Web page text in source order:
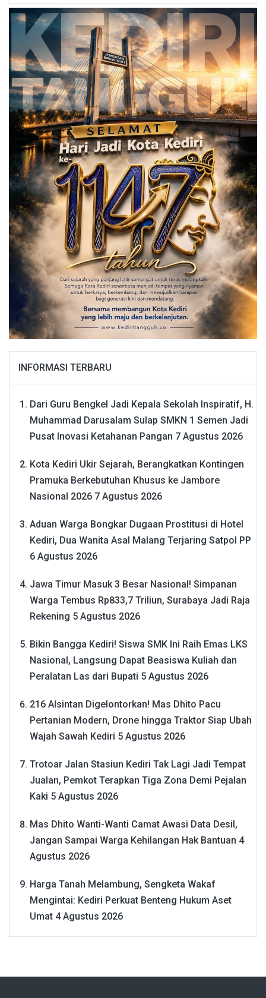
INFORMASI TERBARU
Dari Guru Bengkel Jadi Kepala Sekolah Inspiratif, H.
Muhammad Darusalam Sulap SMKN 1 Semen Jadi
Pusat Inovasi Ketahanan Pangan 7 Agustus 2026
Kota Kediri Ukir Sejarah, Berangkatkan Kontingen
Pramuka Berkebutuhan Khusus ke Jambore
Nasional 2026 7 Agustus 2026
Aduan Warga Bongkar Dugaan Prostitusi di Hotel
Kediri, Dua Wanita Asal Malang Terjaring Satpol PP
6 Agustus 2026
Jawa Timur Masuk 3 Besar Nasional! Simpanan
Warga Tembus Rp833,7 Triliun, Surabaya Jadi Raja
Rekening 5 Agustus 2026
Bikin Bangga Kediri! Siswa SMK Ini Raih Emas LKS
Nasional, Langsung Dapat Beasiswa Kuliah dan
Peralatan Las dari Bupati 5 Agustus 2026
216 Alsintan Digelontorkan! Mas Dhito Pacu
Pertanian Modern, Drone hingga Traktor Siap Ubah
Wajah Sawah Kediri 5 Agustus 2026
Trotoar Jalan Stasiun Kediri Tak Lagi Jadi Tempat
Jualan, Pemkot Terapkan Tiga Zona Demi Pejalan
Kaki 5 Agustus 2026
Mas Dhito Wanti-Wanti Camat Awasi Data Desil,
Jangan Sampai Warga Kehilangan Hak Bantuan 4
Agustus 2026
Harga Tanah Melambung, Sengketa Wakaf
Mengintai: Kediri Perkuat Benteng Hukum Aset
Umat 4 Agustus 2026